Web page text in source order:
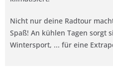
Nicht nur deine Radtour
Spaß! An kühlen Tagen sorgt
Wintersport, ... für eine